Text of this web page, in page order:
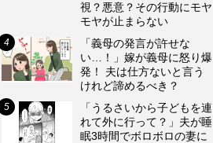
視？悪意？その行動にモヤ
モヤが止まらない
「義母の発言が許せな
い…！」嫁が義母に怒り爆
発！ 夫は仕方ないと言う
けれど諦めるべき？
「うるさいから子どもを連
れて外に行って？」夫が睡
眠3時間でボロボロの妻に